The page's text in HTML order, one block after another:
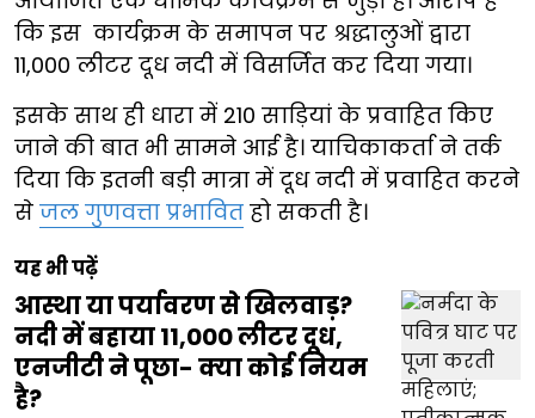
कि इस कार्यक्रम के समापन पर श्रद्धालुओं द्वारा
11,000 लीटर दूध नदी में विसर्जित कर दिया गया।
इसके साथ ही धारा में 210 साड़ियां के प्रवाहित किए
जाने की बात भी सामने आई है। याचिकाकर्ता ने तर्क
दिया कि इतनी बड़ी मात्रा में दूध नदी में प्रवाहित करने
से जल गुणवत्ता प्रभावित हो सकती है।
यह भी पढ़ें
आस्था या पर्यावरण से खिलवाड़?
नदी में बहाया 11,000 लीटर दूध,
एनजीटी ने पूछा- क्या कोई नियम
है?